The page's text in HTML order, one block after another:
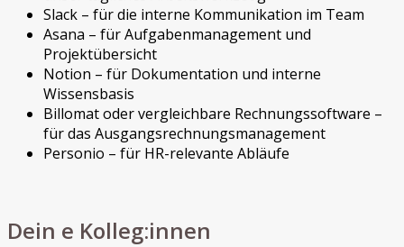
Slack – für die interne Kommunikation im Team
Asana – für Aufgabenmanagement und
Projektübersicht
Notion – für Dokumentation und interne
Wissensbasis
Billomat oder vergleichbare Rechnungssoftware –
für das Ausgangsrechnungsmanagement
Personio – für HR-relevante Abläufe
Dein e Kolleg:innen